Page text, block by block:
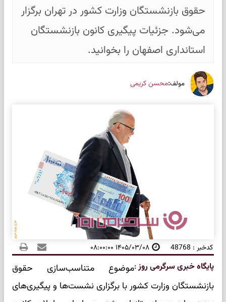
حقوق بازنشستگان وزارت کشور در تهران برگزار
می‌شود. جزئیات پیگیری کانون بازنشستگان
استانداری اصفهان را بخوانید.
مولف:محسن کریمی
کدخبر : 48768 ۱۴۰۵/۰۳/۰۸ ۰۸:۰۰:۰۰
پایگاه خبری سرگرمی روز:موضوع متناسب‌سازی حقوق
بازنشستگان وزارت کشور با برگزاری نشست‌ها و پیگیری‌های